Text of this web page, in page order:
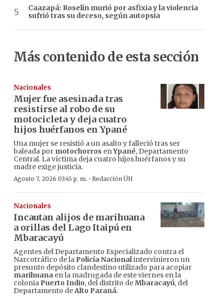
Caazapá: Roselín murió por asfixia y la violencia
sufrió tras su deceso, según autopsia
Más contenido de esta sección
Nacionales
Mujer fue asesinada tras
resistirse al robo de su
motocicleta y deja cuatro
hijos huérfanos en Ypané
Una mujer se resistió a un asalto y falleció tras ser
baleada por motochorros enYpané, Departamento
Central. La víctima deja cuatro hijos huérfanos y su
madre exige justicia.
Agosto 7, 2026 03:45 p. m. · Redacción ÚH
Nacionales
Incautan alijos de marihuana
a orillas del Lago Itaipú en
Mbaracayú
Agentes del Departamento Especializado contra el
Narcotráfico de la Policía Nacionalintervinieron un
presunto depósito clandestino utilizado para acopiar
marihuana en la madrugada de este viernes en la
colonia Puerto Indio, del distrito deMbaracayú, del
Departamento deAlto Paraná.